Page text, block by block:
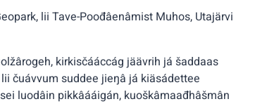
lii Tave-Poođâenâmist Muhos, Utajärvi
kirkisčááccág jäävrih já šaddaas
čuávvum suddee jieŋâ já kiäsádettee
luodâin pikkâááigán, kuoškâmaađhâšmân